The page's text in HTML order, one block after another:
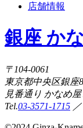
店舗情報
銀座 か
〒104-0061
東京都中央区銀座
見番通り かなめ
Tel.03-3571-1715